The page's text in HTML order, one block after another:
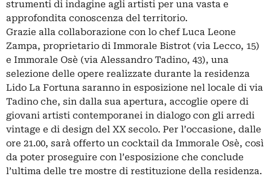
strumenti di indagine agli artisti per una vasta e
approfondita conoscenza del territorio.
Grazie alla collaborazione con lo chef Luca Leone
Zampa, proprietario di Immorale Bistrot (via Lecco, 15)
e Immorale Osè (via Alessandro Tadino, 43), una
selezione delle opere realizzate durante la residenza
Lido La Fortuna saranno in esposizione nel locale di via
Tadino che, sin dalla sua apertura, accoglie opere di
giovani artisti contemporanei in dialogo con gli arredi
vintage e di design del XX secolo. Per l’occasione, dalle
ore 21.00, sarà offerto un cocktail da Immorale Osè, così
da poter proseguire con l’esposizione che conclude
l’ultima delle tre mostre di restituzione della residenza.